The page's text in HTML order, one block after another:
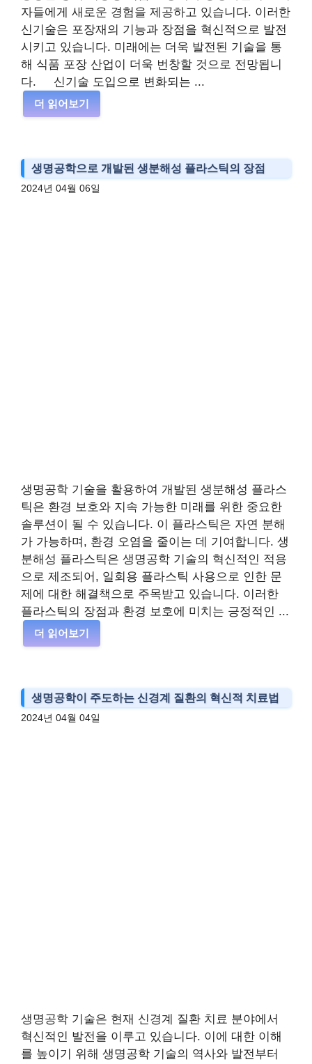
자들에게 새로운 경험을 제공하고 있습니다. 이러한
신기술은 포장재의 기능과 장점을 혁신적으로 발전
시키고 있습니다. 미래에는 더욱 발전된 기술을 통
해 식품 포장 산업이 더욱 번창할 것으로 전망됩니
다. 신기술 도입으로 변화되는 ...
더 읽어보기
생명공학으로 개발된 생분해성 플라스틱의 장점
2024년 04월 06일
생명공학 기술을 활용하여 개발된 생분해성 플라스
틱은 환경 보호와 지속 가능한 미래를 위한 중요한
솔루션이 될 수 있습니다. 이 플라스틱은 자연 분해
가 가능하며, 환경 오염을 줄이는 데 기여합니다. 생
분해성 플라스틱은 생명공학 기술의 혁신적인 적용
으로 제조되어, 일회용 플라스틱 사용으로 인한 문
제에 대한 해결책으로 주목받고 있습니다. 이러한
플라스틱의 장점과 환경 보호에 미치는 긍정적인 ...
더 읽어보기
생명공학이 주도하는 신경계 질환의 혁신적 치료법
2024년 04월 04일
생명공학 기술은 현재 신경계 질환 치료 분야에서
혁신적인 발전을 이루고 있습니다. 이에 대한 이해
를 높이기 위해 생명공학 기술의 역사와 발전부터